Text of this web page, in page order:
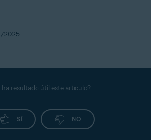
2025
ha resultado útil este artículo?
SÍ NO